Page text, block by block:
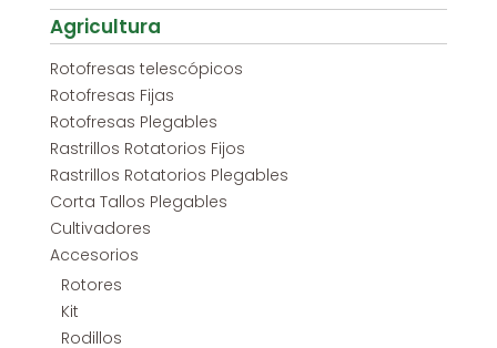
Agricultura
Rotofresas telescópicos
Rotofresas Fijas
Rotofresas Plegables
Rastrillos Rotatorios Fijos
Rastrillos Rotatorios Plegables
Corta Tallos Plegables
Cultivadores
Accesorios
Rotores
Kit
Rodillos